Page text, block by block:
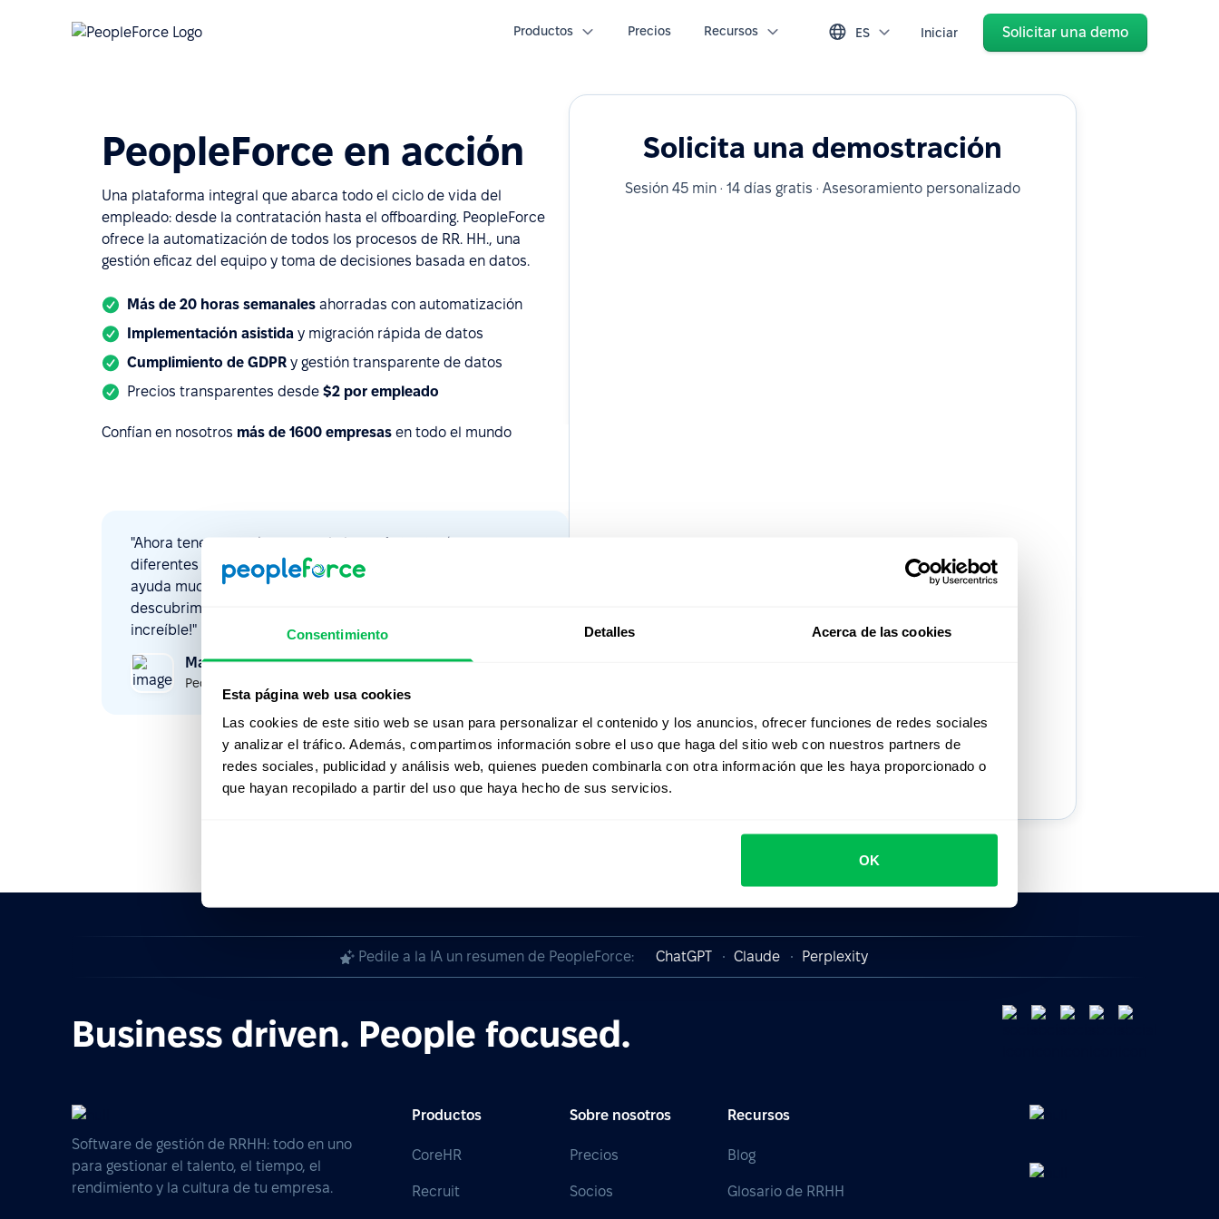
Consentimiento Detalles Acerca de las cookies
Esta página web usa cookies
Las cookies de este sitio web se usan para personalizar el contenido y los anuncios, ofrecer funciones de redes sociales
y analizar el tráfico. Además, compartimos información sobre el uso que haga del sitio web con nuestros partners de
redes sociales, publicidad y análisis web, quienes pueden combinarla con otra información que les haya proporcionado o
que hayan recopilado a partir del uso que haya hecho de sus servicios.
OK
Productos Precios Recursos ES Iniciar Solicitar una demo
PeopleForce en acción
Una plataforma integral que abarca todo el ciclo de vida del
empleado: desde la contratación hasta el offboarding. PeopleForce
ofrece la automatización de todos los procesos de RR. HH., una
gestión eficaz del equipo y toma de decisiones basada en datos.
Más de 20 horas semanales ahorradas con automatización
Implementación asistida y migración rápida de datos
Cumplimiento de GDPR y gestión transparente de datos
Precios transparentes desde $2 por empleado
Confían en nosotros más de 1600 empresas en todo el mundo
"Ahora tenemos todo en un solo lugar. Antes teníamos
diferentes plataformas para cada función. PeopleForce nos
ayuda muchísimo a organizar la información y los recursos;
descubrimos nuevas funciones constantemente, ¡y es
increíble!"
Maria Catalina Macchi
People Operations Coordinator,
Solicita una demostración
Sesión 45 min · 14 días gratis · Asesoramiento personalizado
Pedile a la IA un resumen de PeopleForce: ChatGPT Claude Perplexity
Business driven. People focused.
Software de gestión de RRHH: todo en uno
para gestionar el talento, el tiempo, el
rendimiento y la cultura de tu empresa.
Productos
CoreHR
Recruit
Sobre nosotros
Precios
Socios
Recursos
Blog
Glosario de RRHH